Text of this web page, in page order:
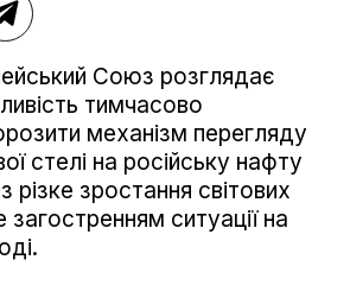
Союз розглядає
тимчасово
механізм перегляду
стелі на російську нафту
різке зростання світових
загостренням ситуації на